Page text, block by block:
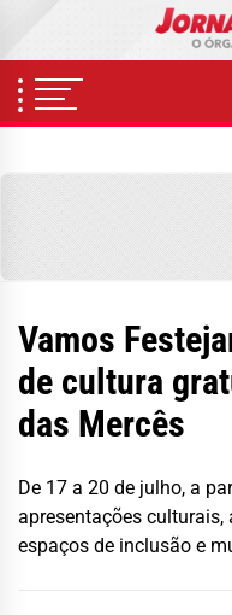
content
Vamos
de cultura
das Mercês
De 17 a 20 de julho, a
apresentações
espaços de inclusão e